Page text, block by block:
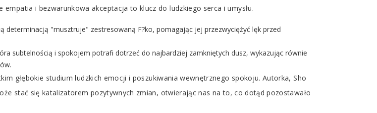
i bezwarunkowa akceptacja to klucz do ludzkiego serca i umysłu.
determinacją "musztruje" zestresowaną F?ko, pomagając jej przezwyciężyć lęk przed
subtelnością i spokojem potrafi dotrzeć do najbardziej zamkniętych dusz, wykazując równie
głębokie studium ludzkich emocji i poszukiwania wewnętrznego spokoju. Autorka, Sho
stać się katalizatorem pozytywnych zmian, otwierając nas na to, co dotąd pozostawało